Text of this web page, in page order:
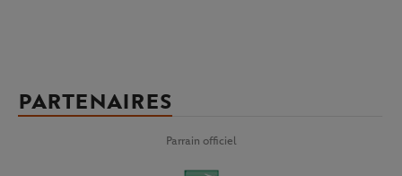
PARTENAIRES
Parrain officiel